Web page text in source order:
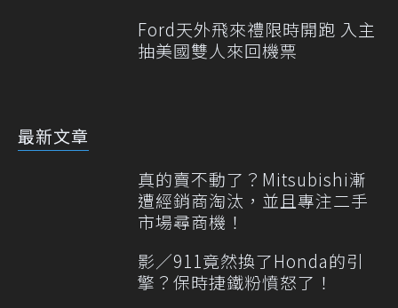
Ford天外飛來禮限時開跑 入主
抽美國雙人來回機票
最新文章
真的賣不動了？Mitsubishi漸
遭經銷商淘汰，並且專注二手
市場尋商機！
影／911竟然換了Honda的引
擎？保時捷鐵粉憤怒了！